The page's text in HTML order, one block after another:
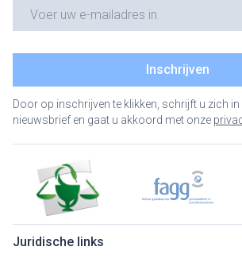
Inschrijven
Door op inschrijven te klikken, schrijft u zich
nieuwsbrief en gaat u akkoord met onze
Juridische links